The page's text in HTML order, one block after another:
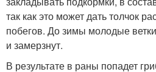
так как это может дать толчок
побегов. До зимы молодые
и замерзнут.
В результате в раны попадет